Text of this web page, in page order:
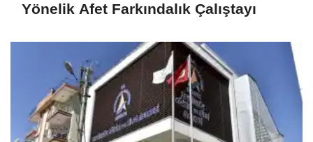
Yönelik Afet Farkındalık Çalıştayı